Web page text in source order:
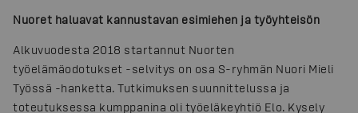
Nuoret haluavat kannustavan esimiehen ja työyhteisön
Alkuvuodesta 2018 startannut Nuorten
työelämäodotukset -selvitys on osa S-ryhmän Nuori Mieli
Työssä -hanketta. Tutkimuksen suunnittelussa ja
toteutuksessa kumppanina oli työeläkeyhtiö Elo. Kysely